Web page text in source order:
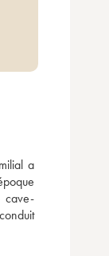
a
cave-